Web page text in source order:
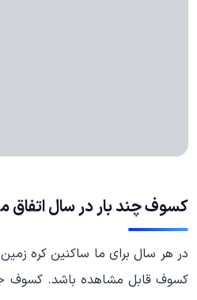
کسوف چند بار در سال اتفاق
کسوف قابل مشاهده باشد. کسوف